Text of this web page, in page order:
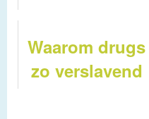
Waarom drugs
zo verslavend